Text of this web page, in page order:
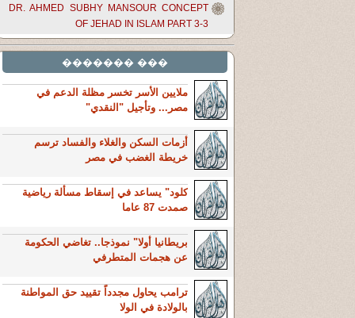
DR. AHMED SUBHY MANSOUR CONCEPT
OF JEHAD IN ISLAM PART 3-3
��� �������
ملايين الأسر تخسر مظلة الدعم في
مصر... وتأجيل "النقدي"
أزمات السكن والغلاء والفساد ترسم
خريطة الغضب في مصر
كلود" يساعد في إسقاط مسألة رياضية
صمدت 87 عاما
بريطانيا أولا" نموذجا.. تغاضي الحكومة
عن هجمات المتطرفي
ترامب يحاول مجدداً تقييد حق المواطنة
بالولادة في الولا